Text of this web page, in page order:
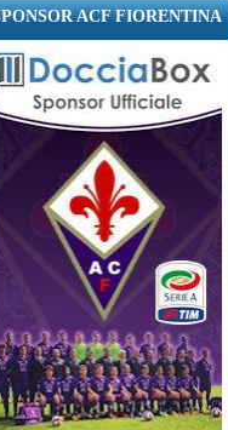
ACF FIORENTINA